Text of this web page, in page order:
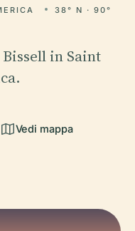
38° N · 90°
in Saint
Vedi mappa